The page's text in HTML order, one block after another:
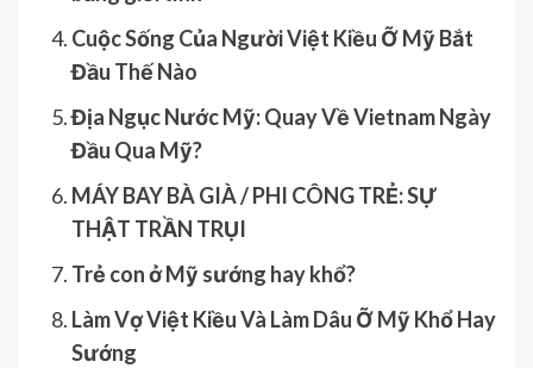
Cuộc Sống Của Người Việt Kiều Ỡ Mỹ Bắt
Đầu Thế Nào
Địa Ngục Nước Mỹ: Quay Về Vietnam Ngày
Đầu Qua Mỹ?
MÁY BAY BÀ GIÀ / PHI CÔNG TRẺ: SỰ
THẬT TRẦN TRỤI
Trẻ con ở Mỹ sướng hay khổ?
Làm Vợ Việt Kiều Và Làm Dâu Ỡ Mỹ Khổ Hay
Sướng